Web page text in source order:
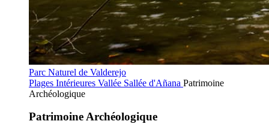
Parc Naturel de Valderejo
Plages Intérieures Vallée Sallée d'Añana Patrimoine
Archéologique
Patrimoine Archéologique